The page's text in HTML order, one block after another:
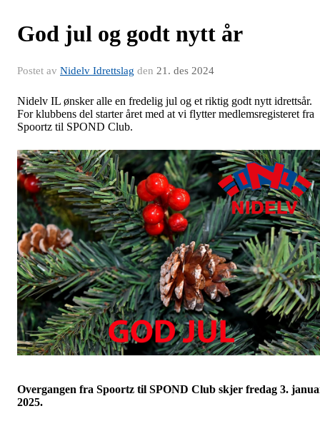
God jul og godt nytt år
Postet av Nidelv Idrettslag den 21. des 2024
Nidelv IL ønsker alle en fredelig jul og et riktig godt nytt idrettsår.
For klubbens del starter året med at vi flytter medlemsregisteret fra
Spoortz til SPOND Club.
Overgangen fra Spoortz til SPOND Club skjer fredag 3.
2025.